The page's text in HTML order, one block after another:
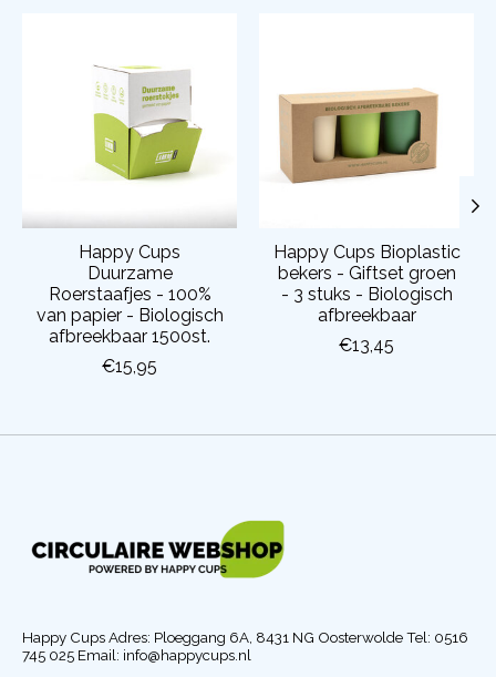
Happy Cups
Duurzame
Roerstaafjes - 100%
van papier - Biologisch
afbreekbaar 1500st.
€15,95
Happy Cups Bioplastic
bekers - Giftset groen
- 3 stuks - Biologisch
afbreekbaar
€13,45
Happy Cups Adres: Ploeggang 6A, 8431 NG Oosterwolde Tel: 0516
745 025 Email: info@happycups.nl